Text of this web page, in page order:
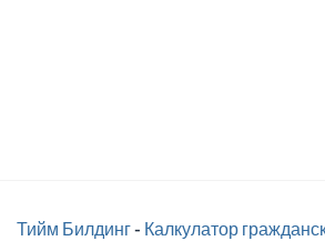
Тийм Билдинг- Калкулатор